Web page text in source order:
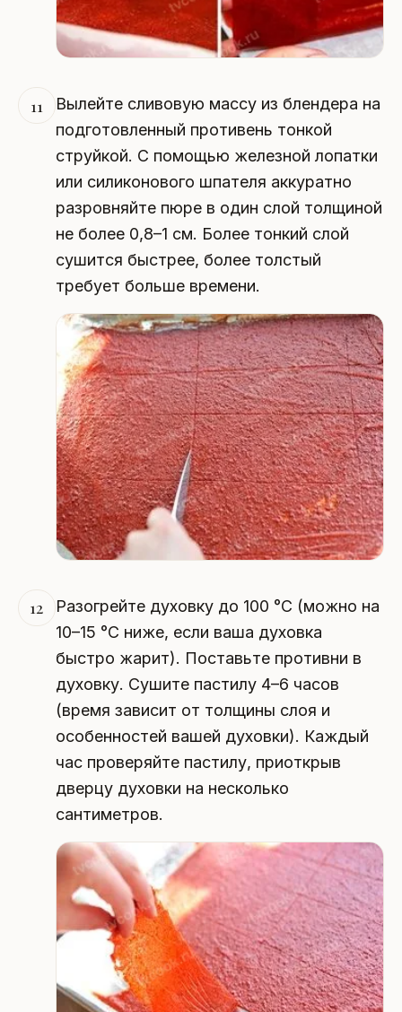
11
Вылейте сливовую массу из блендера на
подготовленный противень тонкой
струйкой. С помощью железной лопатки
или силиконового шпателя аккуратно
разровняйте пюре в один слой толщиной
не более 0,8–1 см. Более тонкий слой
сушится быстрее, более толстый
требует больше времени.
12
Разогрейте духовку до 100 °C (можно на
10–15 °C ниже, если ваша духовка
быстро жарит). Поставьте противни в
духовку. Сушите пастилу 4–6 часов
(время зависит от толщины слоя и
особенностей вашей духовки). Каждый
час проверяйте пастилу, приоткрыв
дверцу духовки на несколько
сантиметров.